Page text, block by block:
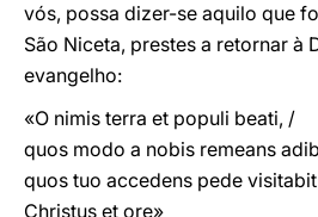
vós, possa dizer-se aquilo que
São Niceta, prestes a retornar à
evangelho:
«O nimis terra et populi beati, /
quos modo a nobis remeans
quos tuo accedens pede
Christus et ore»